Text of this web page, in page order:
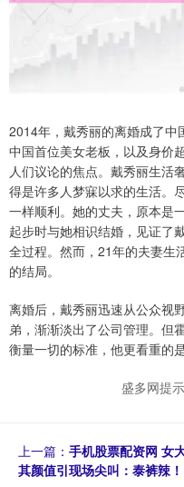
2014年，戴秀丽的离婚成了中
中国首位美女老板，以及身价
人们议论的焦点。戴秀丽生活
得是许多人梦寐以求的生活。
一样顺利。她的丈夫，原本是
起步时与她相识结婚，见证了
全过程。然而，21年的夫妻生
的结局。
离婚后，戴秀丽迅速从公众视
弟，渐渐淡出了公司管理。但
衡量一切的标准，他更看重的
盛多网提
上一篇： 手机股票配资网 女
其颜值引现场尖叫：泰裤辣！